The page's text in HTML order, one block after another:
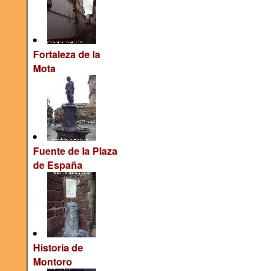
Fortaleza de la
Mota
Fuente de la Plaza
de España
Historia de
Montoro